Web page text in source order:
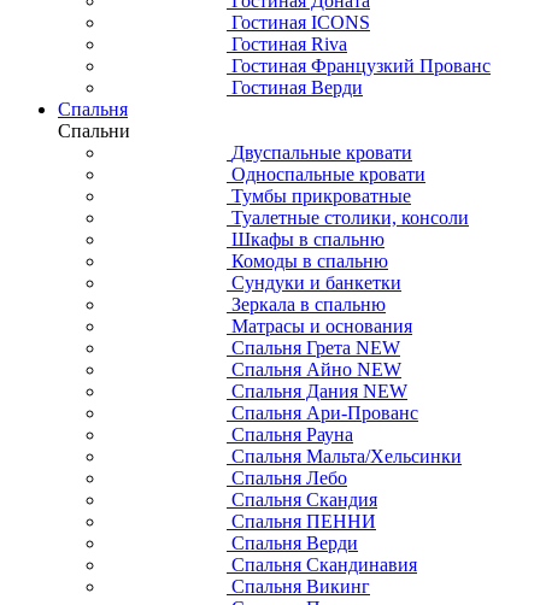
Гостиная ICONS
Гостиная Riva
Гостиная Французкий Прованс
Гостиная Верди
Спальня
Спальни
Двуспальные кровати
Односпальные кровати
Тумбы прикроватные
Туалетные столики, консоли
Шкафы в спальню
Комоды в спальню
Сундуки и банкетки
Зеркала в спальню
Матрасы и основания
Спальня Грета NEW
Спальня Айно NEW
Спальня Дания NEW
Спальня Ари-Прованс
Спальня Рауна
Спальня Мальта/Хельсинки
Спальня Лебо
Спальня Скандия
Спальня ПЕННИ
Спальня Верди
Спальня Скандинавия
Спальня Викинг